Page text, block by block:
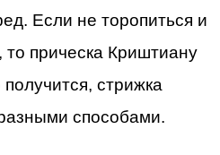
Если не торопиться и
то прическа Криштиану
стрижка
способами.